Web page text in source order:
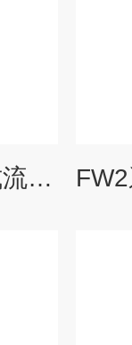
FW2系列变面积浮子式流量计气液两用型显示器